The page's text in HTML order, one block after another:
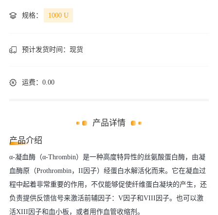
规格： 1000 U
预计发货时间： 现货
运费：0.00
产品详情
产品介绍
α-凝血酶（α-Thrombin）是一种高度特异性的丝氨酸蛋白酶，由凝
血酶原（Prothrombin，II因子）经蛋白水解活化而来。它在凝血过
程中起着非常重要的作用，不仅能够促使纤维蛋白凝块的产生，还
负责提供反馈信号来激活前辅因子：V因子和VIII因子。也可以激
活XIII因子和血小板，或者用作血管收缩剂。